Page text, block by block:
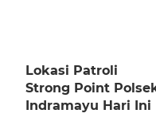
Lokasi Patroli
Strong Point
Indramayu Hari Ini